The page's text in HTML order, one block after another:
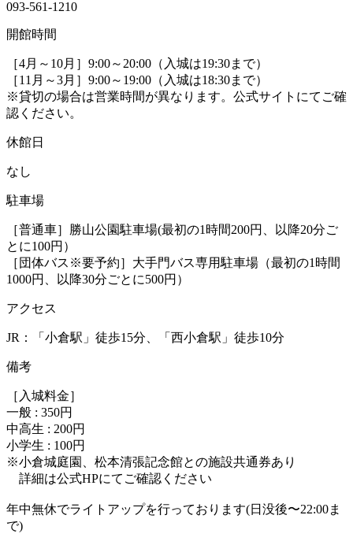
093-561-1210
開館時間
［4月～10月］9:00～20:00（入城は19:30まで）
［11月～3月］9:00～19:00（入城は18:30まで）
※貸切の場合は営業時間が異なります。公式サイトにてご確
認ください。
休館日
なし
駐車場
［普通車］勝山公園駐車場(最初の1時間200円、以降20分ご
とに100円）
［団体バス※要予約］大手門バス専用駐車場（最初の1時間
1000円、以降30分ごとに500円）
アクセス
JR：「小倉駅」徒歩15分、「西小倉駅」徒歩10分
備考
［入城料金］
一般 : 350円
中高生 : 200円
小学生 : 100円
※小倉城庭園、松本清張記念館との施設共通券あり
詳細は公式HPにてご確認ください
年中無休でライトアップを行っております(日没後〜22:00ま
で)